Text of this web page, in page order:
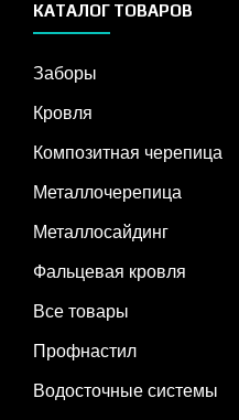
КАТАЛОГ ТОВАРОВ
Заборы
Кровля
Композитная черепица
Металлочерепица
Металлосайдинг
Фальцевая кровля
Все товары
Профнастил
Водосточные системы